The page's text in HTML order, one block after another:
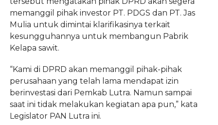
memanggil pihak investor PT. PDGS dan PT. Jas
Mulia untuk dimintai klarifikasinya terkait
kesungguhannya untuk membangun Pabrik
Kelapa sawit.
“Kami di DPRD akan memanggil pihak-pihak
perusahaan yang telah lama mendapat izin
berinvestasi dari Pemkab Lutra. Namun sampai
saat ini tidak melakukan kegiatan apa pun,” kata
Legislator PAN Lutra ini.